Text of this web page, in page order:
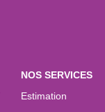
NOS SERVICES
Estimation